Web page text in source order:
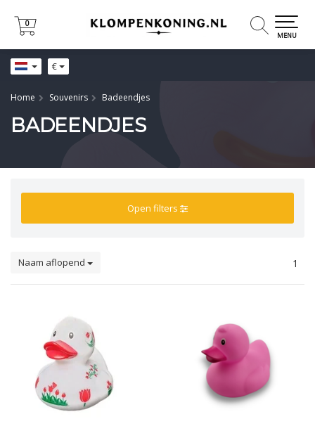
€
0
0
MENU
Home Souvenirs Badeendjes
BADEENDJES
Open filters
Naam aflopend 1